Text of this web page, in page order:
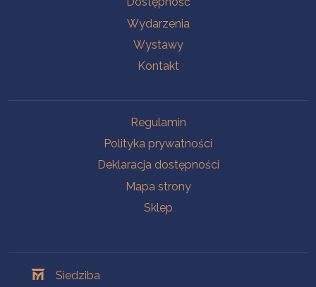
Wydarzenia
Wystawy
Kontakt
Regulamin
Polityka prywatności
Deklaracja dostępności
Mapa strony
Sklep
Siedziba